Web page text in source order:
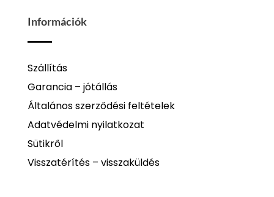
Információk
Szállítás
Garancia – jótállás
Általános szerződési feltételek
Adatvédelmi nyilatkozat
Sütikről
Visszatérítés – visszaküldés